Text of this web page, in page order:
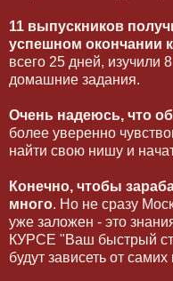
11 выпускников
успешном окончании
всего 25 дней, изучили
домашние задания.
Очень надеюсь, что
более уверенно
найти свою нишу и
Конечно, чтобы
много. Но не сразу
уже заложен - это
КУРСЕ "Ваш быстрый
будут зависеть от